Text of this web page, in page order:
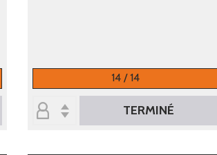
14 / 14
TERMINÉ